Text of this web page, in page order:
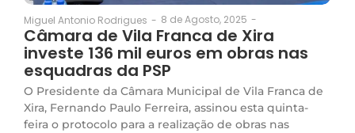
Miguel Antonio Rodrigues - 8 de Agosto, 2025 -
Câmara de Vila Franca de Xira
investe 136 mil euros em obras nas
esquadras da PSP
O Presidente da Câmara Municipal de Vila Franca de
Xira, Fernando Paulo Ferreira, assinou esta quinta-
feira o protocolo para a realização de obras nas